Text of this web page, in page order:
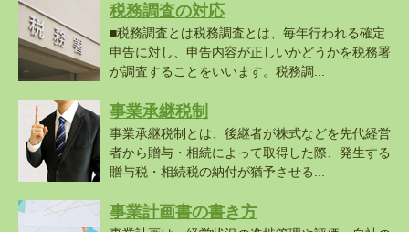
税務調査の対応
■税務調査とは税務調査とは、毎年行われる確定
申告に対し、申告内容が正しいかどうかを税務署
が調査することをいいます。税務調...
事業承継税制
事業承継税制とは、後継者が株式などを先代経営
者から贈与・相続によって取得した際、発生する
贈与税・相続税の納付が猶予させる...
事業計画書の書き方